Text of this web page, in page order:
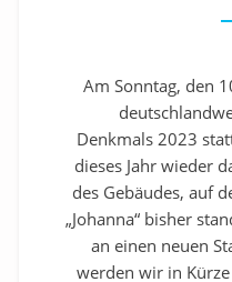
Am Sonntag, den
Denkmals 2023
dieses Jahr wieder
des Gebäudes, auf
„Johanna“ bisher
an einen neuen
werden wir in